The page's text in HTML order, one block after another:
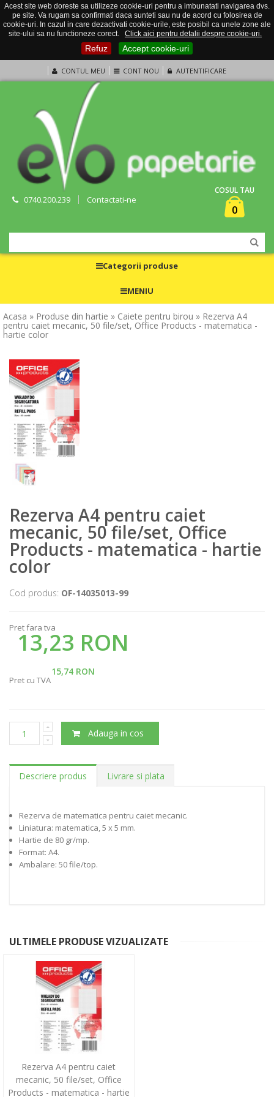
Acest site web doreste sa utilizeze cookie-uri pentru a imbunatati navigarea dvs.
pe site. Va rugam sa confirmati daca sunteti sau nu de acord cu folosirea de
cookie-uri. In cazul in care dezactivati cookie-urile, este posibil ca unele zone ale
site-ului sa nu functioneze corect.
Click aici pentru detalii despre cookie-uri.
Refuz Accept cookie-uri
CONTUL MEU CONT NOU AUTENTIFICARE
0740.200.239 Contactati-ne
COSUL TAU
0
Categorii produse
MENIU
Acasa » Produse din hartie » Caiete pentru birou » Rezerva A4
pentru caiet mecanic, 50 file/set, Office Products - matematica -
hartie color
Rezerva A4 pentru caiet
mecanic, 50 file/set, Office
Products - matematica - hartie
color
Cod produs: OF-14035013-99
Pret fara tva
13,23 RON
15,74 RON
Pret cu TVA
Adauga in cos
Descriere produs Livrare si plata
Rezerva de matematica pentru caiet mecanic.
Liniatura: matematica, 5 x 5 mm.
Hartie de 80 gr/mp.
Format: A4.
Ambalare: 50 file/top.
ULTIMELE PRODUSE VIZUALIZATE
Rezerva A4 pentru caiet
mecanic, 50 file/set, Office
Products - matematica - hartie